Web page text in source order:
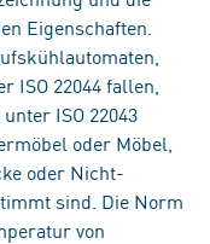
Eigenschaften.
ISO 22044 fallen,
ISO 22043
oder Möbel,
oder Nicht-
sind. Die Norm
von